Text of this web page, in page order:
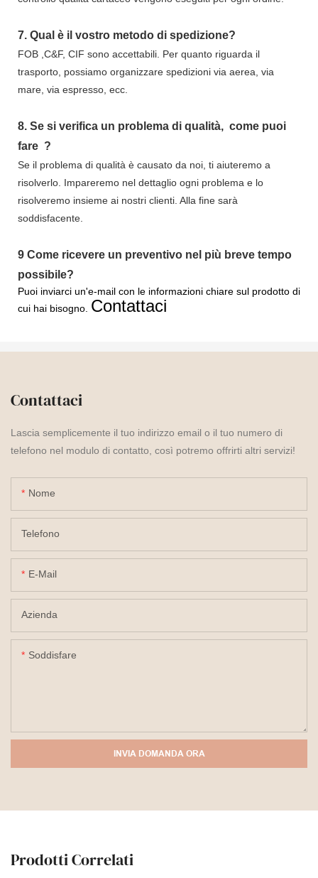
7. Qual è il vostro metodo di spedizione?
FOB ,C&F, CIF sono accettabili. Per quanto riguarda il
trasporto, possiamo organizzare spedizioni via aerea, via
mare, via espresso, ecc.
8. Se si verifica un problema di qualità, come puoi
fare ?
Se il problema di qualità è causato da noi, ti aiuteremo a
risolverlo. Impareremo nel dettaglio ogni problema e lo
risolveremo insieme ai nostri clienti. Alla fine sarà
soddisfacente.
9 Come ricevere un preventivo nel più breve tempo
possibile?
Puoi inviarci un'e-mail con le informazioni chiare sul prodotto di
cui hai bisogno. Contattaci
Contattaci
Lascia semplicemente il tuo indirizzo email o il tuo numero di
telefono nel modulo di contatto, così potremo offrirti altri servizi!
Nome
Telefono
E-Mail
Azienda
Soddisfare
INVIA DOMANDA ORA
Prodotti Correlati